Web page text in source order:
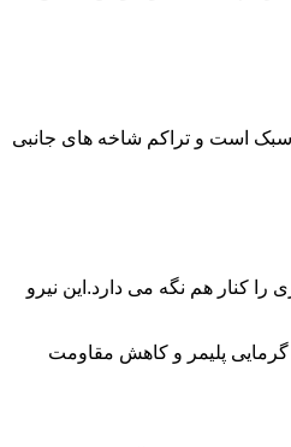
در این مورد می باشد که طول زنجیره های پلی اتیلن سنگین ۵۰ بار بلندتر از پلی اتیلن سبک است و تراکم شاخه های جانبی
را کنار هم نگه می دارد.این نیرو
پلیمر و کاهش مقاومت